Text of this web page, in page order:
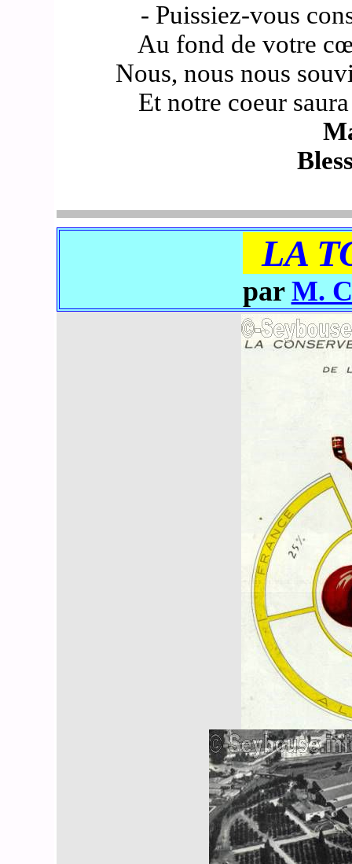
- Puissiez-vous
Au fond de votre
Nous, nous nous
Et notre coeur
LA
par M.